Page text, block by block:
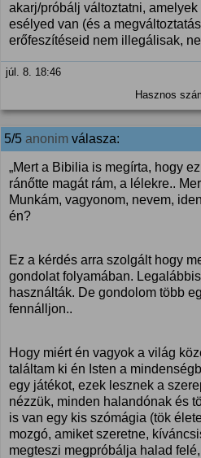
akarj/próbálj változtatni,
esélyed van (és a
erőfeszítéseid nem illegálisak,
júl. 8. 18:46
Hasznos
5/5 anonim válasza:
„Mert a Bibilia is megírta, hogy
ránőtte magát rám, a lélekre..
Munkám, vagyonom, nevem,
én?
Ez a kérdés arra szolgált hogy
gondolat folyamában.
használták. De gondolom több
fennálljon..
Hogy miért én vagyok a világ
találtam ki én Isten a
egy játékot, ezek lesznek a
nézzük, minden halandónak és
is van egy kis szómágia (tök
mozgó, amiket szeretne,
megteszi megpróbálja halad